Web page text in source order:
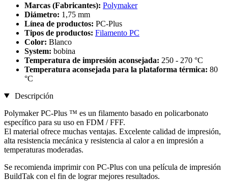
Marcas (Fabricantes): Polymaker
Diámetro: 1,75 mm
Línea de productos: PC-Plus
Tipos de productos: Filamento PC
Color: Blanco
System: bobina
Temperatura de impresión aconsejada: 250 - 270 °C
Temperatura aconsejada para la plataforma térmica: 80
°C
Descripción
Polymaker PC-Plus ™ es un filamento basado en policarbonato
específico para su uso en FDM / FFF.
El material ofrece muchas ventajas. Excelente calidad de impresión,
alta resistencia mecánica y resistencia al calor a en impresión a
temperaturas moderadas.
Se recomienda imprimir con PC-Plus con una película de impresión
BuildTak con el fin de lograr mejores resultados.